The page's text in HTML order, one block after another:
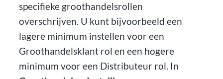
specifieke groothandelsrollen
overschrijven. U kunt bijvoorbeeld een
lagere minimum instellen voor een
Groothandelsklant rol en een hogere
minimum voor een Distributeur rol. In